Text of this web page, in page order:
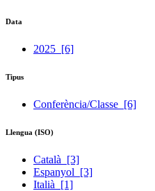
Data
2025 [6]
Tipus
Conferència/Classe [6]
Llengua (ISO)
Català [3]
Espanyol [3]
Italià [1]